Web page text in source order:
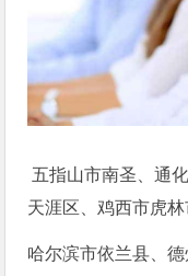
五指山市南圣、通
天涯区、鸡西市虎林
哈尔滨市依兰县、